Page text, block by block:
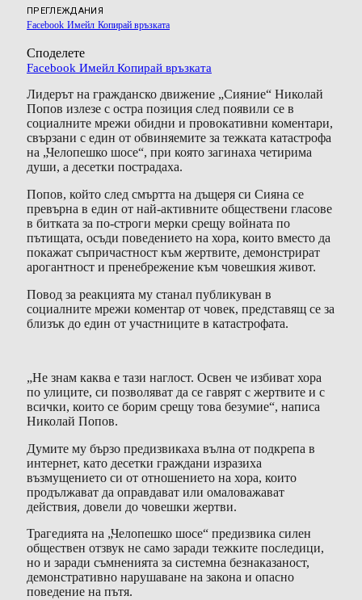
ПРЕГЛЕЖДАНИЯ
Facebook Имейл Копирай връзката
Споделете
Facebook Имейл Копирай връзката
Лидерът на гражданско движение „Сияние“ Николай
Попов излезе с остра позиция след появили се в
социалните мрежи обидни и провокативни коментари,
свързани с един от обвиняемите за тежката катастрофа
на „Челопешко шосе“, при която загинаха четирима
души, а десетки пострадаха.
Попов, който след смъртта на дъщеря си Сияна се
превърна в един от най-активните обществени гласове
в битката за по-строги мерки срещу войната по
пътищата, осъди поведението на хора, които вместо да
покажат съпричастност към жертвите, демонстрират
арогантност и пренебрежение към човешкия живот.
Повод за реакцията му станал публикуван в
социалните мрежи коментар от човек, представящ се за
близък до един от участниците в катастрофата.
„Не знам каква е тази наглост. Освен че избиват хора
по улиците, си позволяват да се гаврят с жертвите и с
всички, които се борим срещу това безумие“, написа
Николай Попов.
Думите му бързо предизвикаха вълна от подкрепа в
интернет, като десетки граждани изразиха
възмущението си от отношението на хора, които
продължават да оправдават или омаловажават
действия, довели до човешки жертви.
Трагедията на „Челопешко шосе“ предизвика силен
обществен отзвук не само заради тежките последици,
но и заради съмненията за системна безнаказаност,
демонстративно нарушаване на закона и опасно
поведение на пътя.